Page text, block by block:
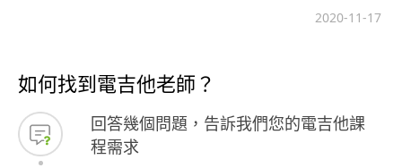
2020-11-17
如何找到電吉他老師？
回答幾個問題，告訴我們您的電吉他課
程需求